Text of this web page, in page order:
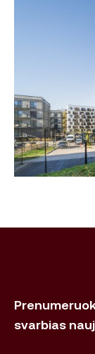
svarbias